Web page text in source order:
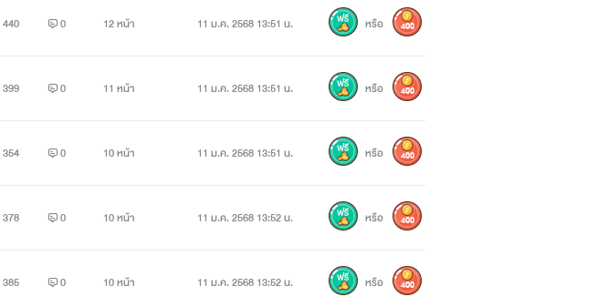
440 0 12 หน้า 11 ม.ค. 2568 13:51 น. หรือ 400
399 0 11 หน้า 11 ม.ค. 2568 13:51 น. หรือ 400
354 0 10 หน้า 11 ม.ค. 2568 13:51 น. หรือ 400
378 0 10 หน้า 11 ม.ค. 2568 13:52 น. หรือ 400
385 0 10 หน้า 11 ม.ค. 2568 13:52 น. หรือ 400